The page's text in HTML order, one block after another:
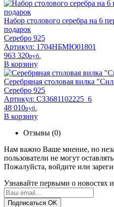
Набор столового серебра на 6
подарок
Серебро 925
Артикул: 1704НБМЮ01801
963 320pyб.
В корзину
Серебряная столовая вилка
Серебро 925
Артикул: С33681102225_6
48 010pyб.
В корзину
Отзывы (0)
Нам важно Ваше мнение, но
пользователи не могут
Пожалуйста, войдите или
Узнавайте первыми о новостях
Подписаться OK